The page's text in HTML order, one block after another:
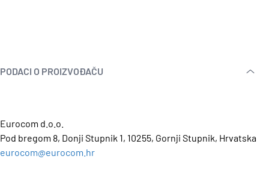
PODACI O PROIZVOĐAČU
Eurocom d.o.o.
Pod bregom 8, Donji Stupnik 1, 10255, Gornji Stupnik, Hrvatska
eurocom@eurocom.hr